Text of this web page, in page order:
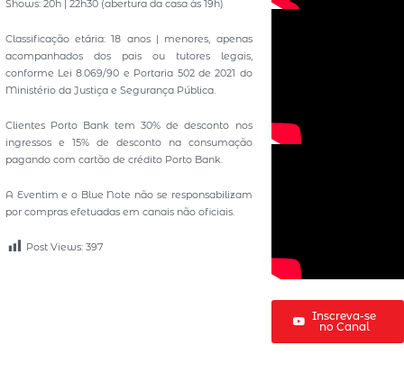
Shows: 20h | 22h30 (abertura da casa às 19h)
Classificação etária: 18 anos | menores, apenas
acompanhados dos pais ou tutores legais,
conforme Lei 8.069/90 e Portaria 502 de 2021 do
Ministério da Justiça e Segurança Pública.
Clientes Porto Bank tem 30% de desconto nos
ingressos e 15% de desconto na consumação
pagando com cartão de crédito Porto Bank.
A Eventim e o Blue Note não se responsabilizam
por compras efetuadas em canais não oficiais.
Post Views: 397
Inscreva-se
no Canal